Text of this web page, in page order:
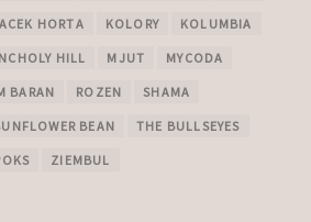
HORTA KOLORY KOLUMBIA
HILL MJUT MYCODA
BARAN ROZEN SHAMA
BEAN THE BULLSEYES
ZIEMBUL